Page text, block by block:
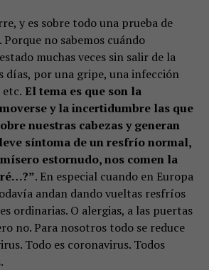
y es sobre todo una prueba de
no sabemos cuándo
muchas veces sin salir de la
días, por una gripe, una infección
El tema es que son la
y la incertidumbre las que
nuestras cabezas y generan
síntoma de un resfrío normal,
estornudo, nos comen la
. En especial cuando en Europa
andan dando vueltas resfríos
ordinarias. O alergias, a las puertas
no. Para nosotros todo se reduce
Todo es coronavirus. Todos